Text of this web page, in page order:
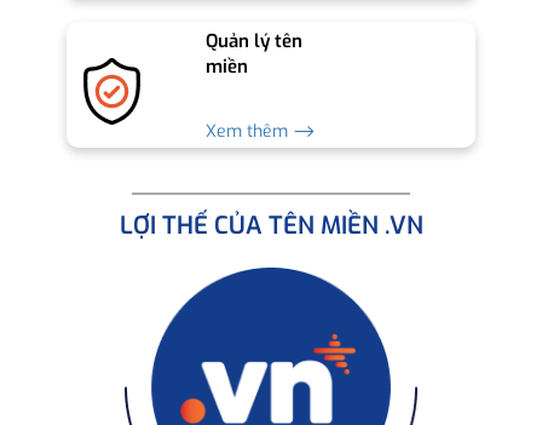
Quản lý tên
miền
Xem thêm ⟶
LỢI THẾ CỦA TÊN MIỀN .VN